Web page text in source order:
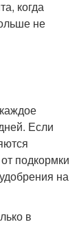
когда
не
Если
подкормки
на
в